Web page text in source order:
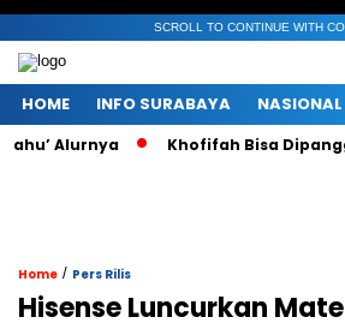
SCROLL TO CONTINUE WITH
HOME INFO SURABAYA NASIONAL
Alurnya Khofifah Bisa Dipanggil
Home / Pers Rilis
Hisense Luncurkan